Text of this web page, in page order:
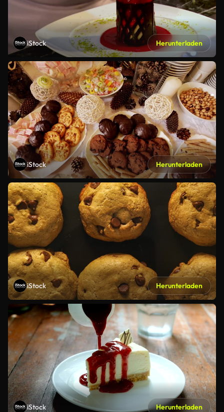
iStock Herunterladen
iStock Herunterladen
iStock Herunterladen
iStock Herunterladen